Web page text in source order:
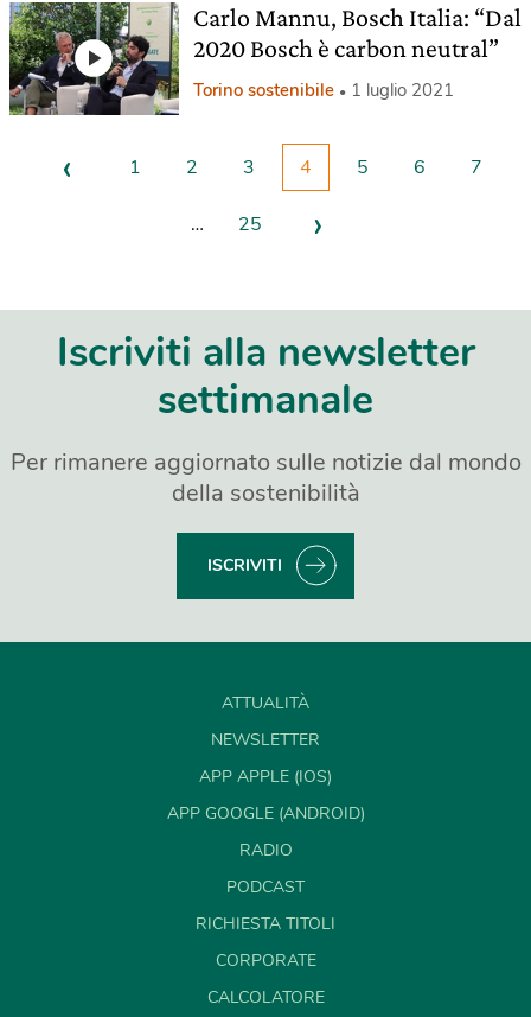
Carlo Mannu, Bosch Italia: “Dal
2020 Bosch è carbon neutral”
Torino sostenibile 1 luglio 2021
‹ 1 2 3 4 5 6 7
… 25 ›
Iscriviti alla newsletter
settimanale
Per rimanere aggiornato sulle notizie dal mondo
della sostenibilità
ISCRIVITI
ATTUALITÀ
NEWSLETTER
APP APPLE (IOS)
APP GOOGLE (ANDROID)
RADIO
PODCAST
RICHIESTA TITOLI
CORPORATE
CALCOLATORE